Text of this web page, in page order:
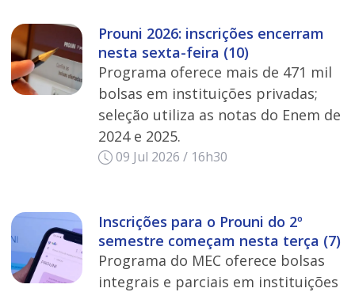
Prouni 2026: inscrições encerram
nesta sexta-feira (10)
Programa oferece mais de 471 mil
bolsas em instituições privadas;
seleção utiliza as notas do Enem de
2024 e 2025.
09 Jul 2026 / 16h30
Inscrições para o Prouni do 2º
semestre começam nesta terça (7)
Programa do MEC oferece bolsas
integrais e parciais em instituições